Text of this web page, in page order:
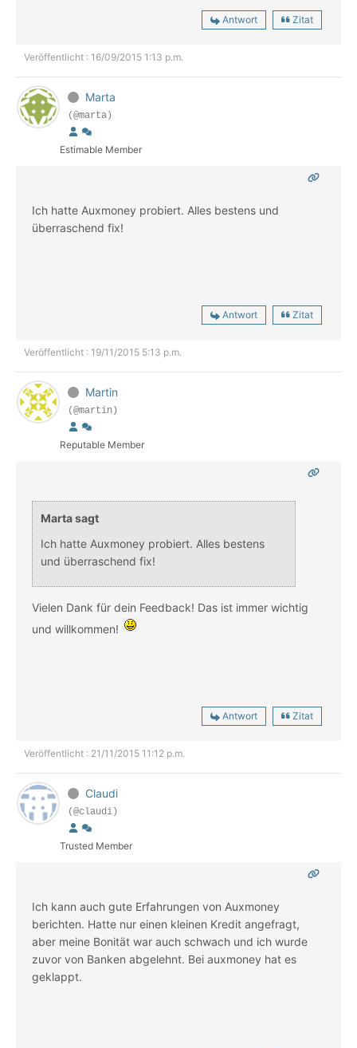
Antwort Zitat
Veröffentlicht : 16/09/2015 1:13 p.m.
Marta
(@marta)
Estimable Member
Ich hatte Auxmoney probiert. Alles bestens und
überraschend fix!
Antwort Zitat
Veröffentlicht : 19/11/2015 5:13 p.m.
Martin
(@martin)
Reputable Member
Marta sagt
Ich hatte Auxmoney probiert. Alles bestens
und überraschend fix!
Vielen Dank für dein Feedback! Das ist immer wichtig
und willkommen!
Antwort Zitat
Veröffentlicht : 21/11/2015 11:12 p.m.
Claudi
(@claudi)
Trusted Member
Ich kann auch gute Erfahrungen von Auxmoney
berichten. Hatte nur einen kleinen Kredit angefragt,
aber meine Bonität war auch schwach und ich wurde
zuvor von Banken abgelehnt. Bei auxmoney hat es
geklappt.